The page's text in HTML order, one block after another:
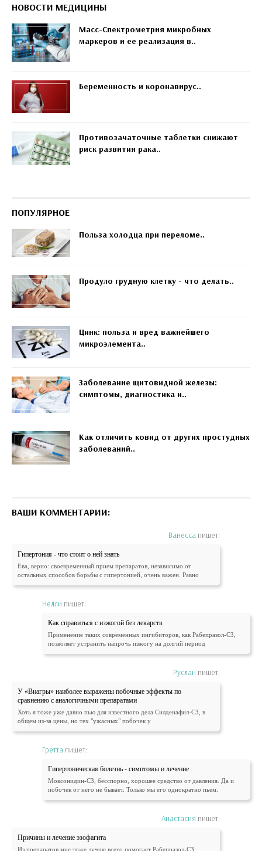
НОВОСТИ МЕДИЦИНЫ
Масс-Спектрометрия микробных
маркеров и ее реализация в..
Беременность и коронавирус..
Противозачаточные таблетки снижают
риск развития рака..
ПОПУЛЯРНОЕ
Польза холодца при переломе..
Продуло грудную клетку - что делать..
Цинк: польза и вред важнейшего
микроэлемента..
Заболевание щитовидной железы:
симптомы, диагностика и..
Как отличить ковид от других простудных
заболеваний..
ВАШИ КОММЕНТАРИИ:
Ванесса пишет:
Гипертония - что стоит о ней знать
Ева, верно: своевременный прием препаратов, независимо от
остальных способов борьбы с гипертонией, очень важен. Равно
Нелли пишет:
Как справиться с изжогой без лекарств
Применение таких современных ингибиторов, как Рабепразол-СЗ,
позволяет устранить напрочь изжогу на долгий период
Руслан пишет:
У «Виагры» наиболее выражены побочные эффекты по
сравнению с аналогичными препаратами
Хоть я тоже уже давно пью для известного дела Силденафил-СЗ, в
общем из-за цены, но тех "ужасных" побочек у
Гретта пишет:
Гипертоническая болезнь - симптомы и лечение
Моксонидин-СЗ, бесспорно, хорошее средство от давления. Да и
побочек от него не бывает. Только мы его однократно пьем.
Анастасия пишет:
Причины и лечение эзофагита
Из препаратов мне тоже лучше всего помогает Рабепразол-СЗ.